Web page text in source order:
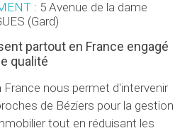
: 5 Avenue de la dame
(Gard)
partout en France engagé
qualité
nous permet d'intervenir
de Béziers pour la gestion
tout en réduisant les